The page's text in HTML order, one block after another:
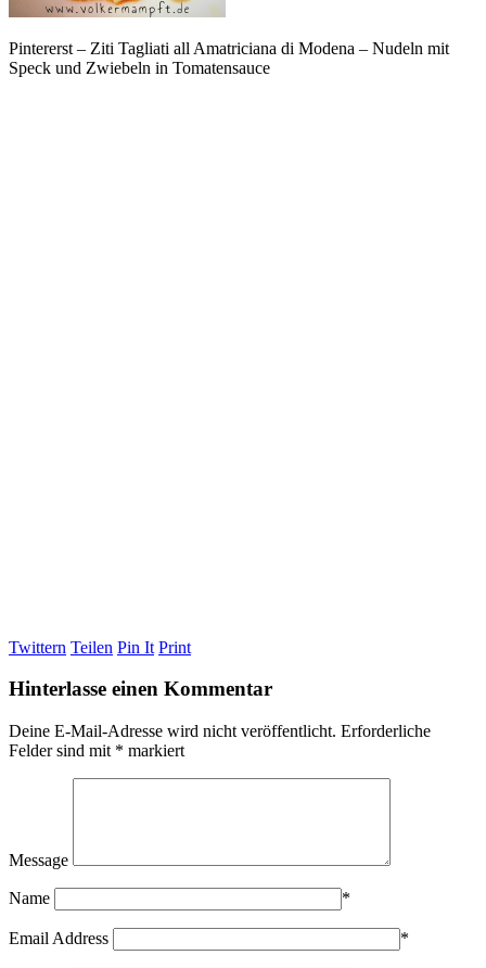
Pintererst – Ziti Tagliati all Amatriciana di Modena – Nudeln mit
Speck und Zwiebeln in Tomatensauce
Twittern Teilen Pin It Print
Hinterlasse einen Kommentar
Deine E-Mail-Adresse wird nicht veröffentlicht. Erforderliche
Felder sind mit * markiert
Message
Name *
Email Address *